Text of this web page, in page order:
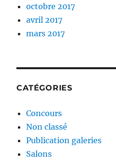
octobre 2017
avril 2017
mars 2017
CATÉGORIES
Concours
Non classé
Publication galeries
Salons